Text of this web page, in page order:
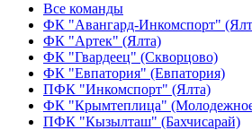
Все команды
ФК "Авангард-Инкомспорт"
ФК "Артек" (Ялта)
ФК "Гвардеец" (Скворцово)
ФК "Евпатория" (Евпатория)
ПФК "Инкомспорт" (Ялта)
ФК "Крымтеплица"
ПФК "Кызылташ" (Бахчисарай)